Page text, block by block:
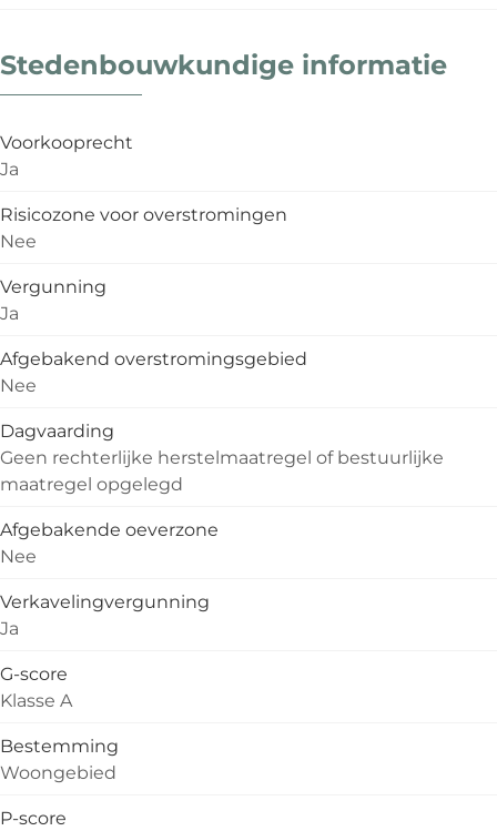
Stedenbouwkundige informatie
Voorkooprecht
Ja
Risicozone voor overstromingen
Nee
Vergunning
Ja
Afgebakend overstromingsgebied
Nee
Dagvaarding
Geen rechterlijke herstelmaatregel of bestuurlijke
maatregel opgelegd
Afgebakende oeverzone
Nee
Verkavelingvergunning
Ja
G-score
Klasse A
Bestemming
Woongebied
P-score